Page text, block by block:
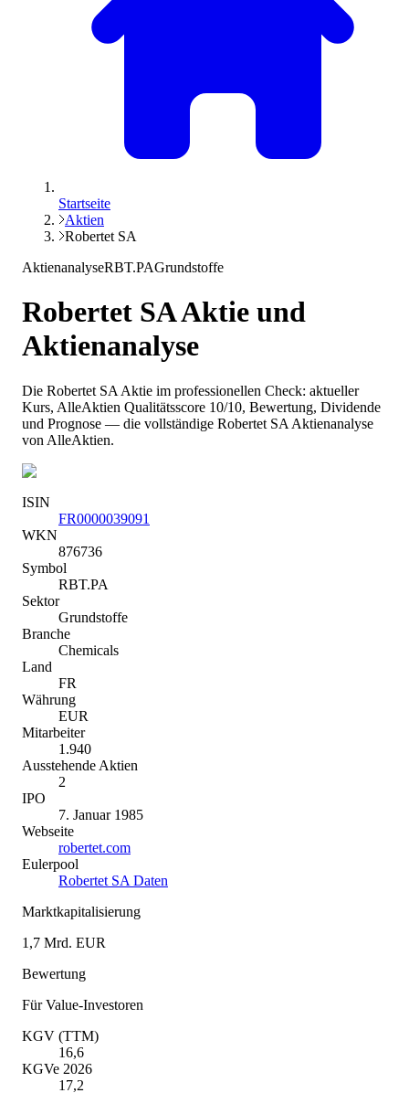
Startseite
Aktien
Robertet SA
AktienanalyseRBT.PAGrundstoffe
Robertet SAAktie und
Aktienanalyse
Die Robertet SA Aktie im professionellen Check: aktueller
Kurs, AlleAktien Qualitätsscore 10/10, Bewertung, Dividende
und Prognose — die vollständige Robertet SA Aktienanalyse
von AlleAktien.
ISIN
FR0000039091
WKN
876736
Symbol
RBT.PA
Sektor
Grundstoffe
Branche
Chemicals
Land
FR
Währung
EUR
Mitarbeiter
1.940
Ausstehende Aktien
2
IPO
7. Januar 1985
Webseite
robertet.com
Eulerpool
Robertet SA Daten
Marktkapitalisierung
1,7 Mrd. EUR
Bewertung
Für Value-Investoren
KGV (TTM)
16,6
KGVe 2026
17,2